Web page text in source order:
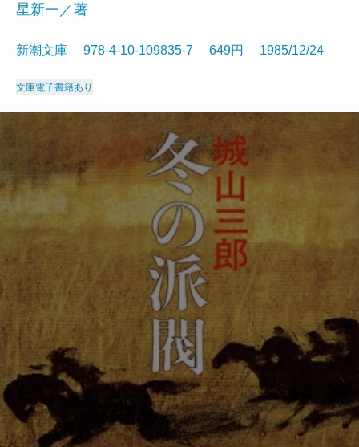
星新一／著
新潮文庫 978-4-10-109835-7 649円 1985/12/24
文庫電子書籍あり